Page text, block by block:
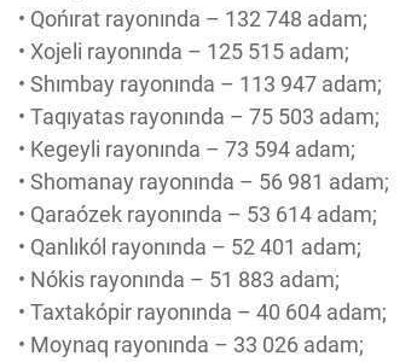
• Qońırat rayonında – 132 748 adam;
• Xojeli rayonında – 125 515 adam;
• Shımbay rayonında – 113 947 adam;
• Taqıyatas rayonında – 75 503 adam;
• Kegeyli rayonında – 73 594 adam;
• Shomanay rayonında – 56 981 adam;
• Qaraózek rayonında – 53 614 adam;
• Qanlıkól rayonında – 52 401 adam;
• Nókis rayonında – 51 883 adam;
• Taxtakópir rayonında – 40 604 adam;
• Moynaq rayonında – 33 026 adam;